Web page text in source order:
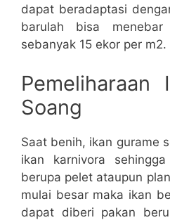
dapat beradaptasi
barulah bisa
sebanyak 15 ekor per m2.
Pemeliharaan
Soang
Saat benih, ikan gurame
ikan karnivora
berupa pelet ataupun
mulai besar maka ikan
dapat diberi pakan